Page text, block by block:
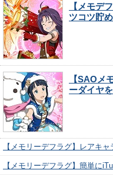
【メモデ
ツコツ貯
【SAOメ
ーダイヤ
【メモリーデフラグ】レアキ
【メモリーデフラグ】簡単に